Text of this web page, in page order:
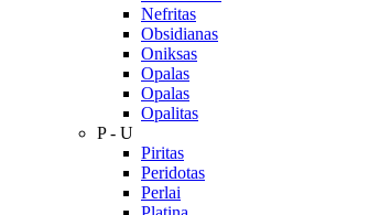
Nefritas
Obsidianas
Oniksas
Opalas
Opalas
Opalitas
P - U
Piritas
Peridotas
Perlai